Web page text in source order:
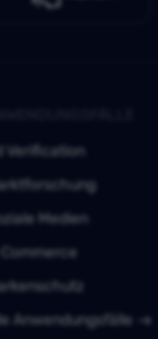
Verification
Medien
Commerce
Anwendungsfälle